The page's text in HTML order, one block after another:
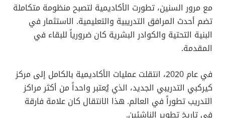
مع مرور السنين، تطورت الأكاديمية لتصبح منظومة متكاملة
تضم أحدث المرافق التدريبية والتعليمية. الاستثمار في
البنية التحتية والكوادر البشرية كان ضرورياً للبقاء في
المقدمة.
في عام 2020، انتقلت عمليات الأكاديمية بالكامل إلى مركز
كيركبي التدريبي الجديد، الذي يُعتبر واحداً من أكثر مراكز
التدريب تطوراً في العالم. هذا الانتقال كان علامة فارقة
في تاريخ تطوير الناشئين.